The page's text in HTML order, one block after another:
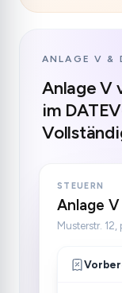
ANLAGE V &
Anlage V
im
STEUERN
Anlage
Musterstr.